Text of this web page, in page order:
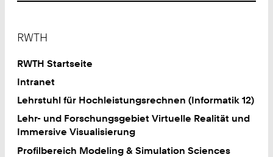
RWTH
RWTH Startseite
Intranet
Lehrstuhl für Hochleistungsrechnen (Informatik 12)
Lehr- und Forschungsgebiet Virtuelle Realität und
Immersive Visualisierung
Profilbereich Modeling & Simulation Sciences